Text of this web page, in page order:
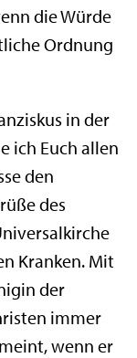
die Würde
Ordnung
in der
ich Euch allen
den
des
Kranken. Mit
der
immer
wenn er